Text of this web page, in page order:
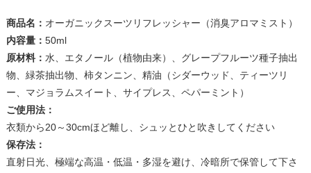
商品名： オーガニックスーツリフレッシャー（消臭アロマミスト）
内容量： 50ml
原材料： 水、エタノール（植物由来）、グレープフルーツ種子抽出
物、緑茶抽出物、柿タンニン、精油（シダーウッド、ティーツリ
ー、マジョラムスイート、サイプレス、ペパーミント）
ご使用法：
衣類から20～30cmほど離し、シュッとひと吹きしてください
保存法：
直射日光、極端な高温・低温・多湿を避け、冷暗所で保管して下さ